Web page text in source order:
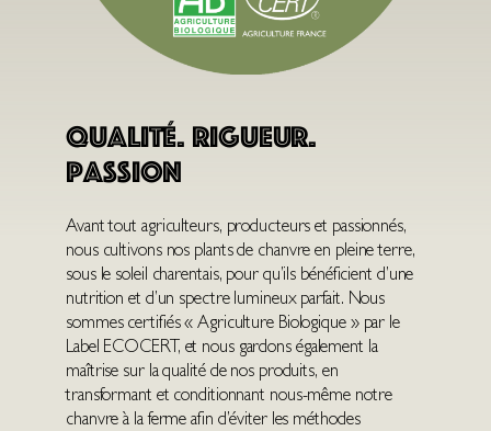
Qualité. Rigueur.
Passion
Avant tout agriculteurs, producteurs et passionnés,
nous cultivons nos plants de chanvre en pleine terre,
sous le soleil charentais, pour qu’ils bénéficient d’une
nutrition et d’un spectre lumineux parfait. Nous
sommes certifiés « Agriculture Biologique » par le
Label ECOCERT, et nous gardons également la
maîtrise sur la qualité de nos produits, en
transformant et conditionnant nous-même notre
chanvre à la ferme afin d’éviter les méthodes